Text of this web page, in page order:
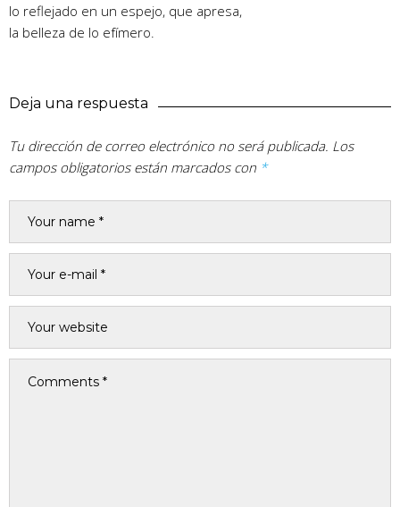
lo reflejado en un espejo, que apresa,
la belleza de lo efímero.
Deja una respuesta
Tu dirección de correo electrónico no será publicada. Los
campos obligatorios están marcados con *